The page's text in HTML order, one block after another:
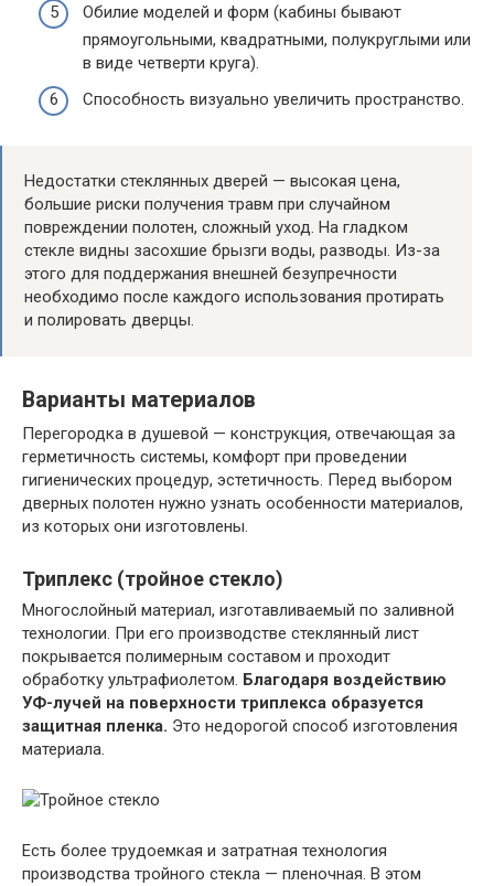
Обилие моделей и форм (кабины бывают
прямоугольными, квадратными, полукруглыми или
в виде четверти круга).
Способность визуально увеличить пространство.
Недостатки стеклянных дверей — высокая цена,
большие риски получения травм при случайном
повреждении полотен, сложный уход. На гладком
стекле видны засохшие брызги воды, разводы. Из-за
этого для поддержания внешней безупречности
необходимо после каждого использования протирать
и полировать дверцы.
Варианты материалов
Перегородка в душевой — конструкция, отвечающая за
герметичность системы, комфорт при проведении
гигиенических процедур, эстетичность. Перед выбором
дверных полотен нужно узнать особенности материалов,
из которых они изготовлены.
Триплекс (тройное стекло)
Многослойный материал, изготавливаемый по заливной
технологии. При его производстве стеклянный лист
покрывается полимерным составом и проходит
обработку ультрафиолетом. Благодаря воздействию
УФ-лучей на поверхности триплекса образуется
защитная пленка. Это недорогой способ изготовления
материала.
Есть более трудоемкая и затратная технология
производства тройного стекла — пленочная. В этом